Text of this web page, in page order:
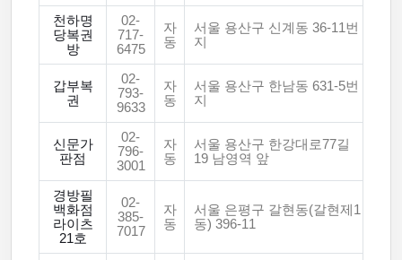
천하명
당복권
방
02-
717-
6475
자
동
서울 용산구 신계동 36-11번
지
갑부복
권
02-
793-
9633
자
동
서울 용산구 한남동 631-5번
지
신문가
판점
02-
796-
3001
자
동
서울 용산구 한강대로77길
19 남영역 앞
경방필
백화점
라이츠
21호
02-
385-
7017
자
동
서울 은평구 갈현동(갈현제1
동) 396-11